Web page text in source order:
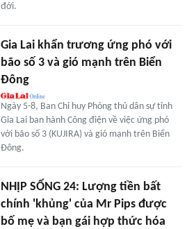
đới.
Gia Lai khẩn trương ứng phó với
bão số 3 và gió mạnh trên Biển
Đông
Ngày 5-8, Ban Chỉ huy Phòng thủ dân sự tỉnh
Gia Lai ban hành Công điện về việc ứng phó
với bão số 3 (KUJIRA) và gió mạnh trên Biển
Đông.
NHỊP SỐNG 24: Lượng tiền bất
chính 'khủng' của Mr Pips được
bố mẹ và bạn gái hợp thức hóa